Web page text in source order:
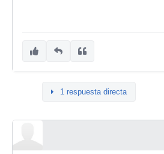
1 respuesta directa